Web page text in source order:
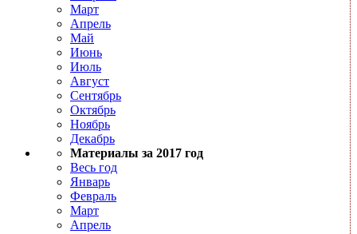
Март
Апрель
Май
Июнь
Июль
Август
Сентябрь
Октябрь
Ноябрь
Декабрь
Материалы за 2017 год
Весь год
Январь
Февраль
Март
Апрель